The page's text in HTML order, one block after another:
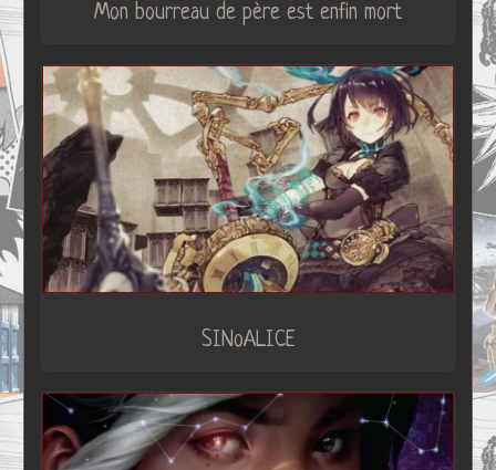
Mon bourreau de père est enfin mort
SINoALICE